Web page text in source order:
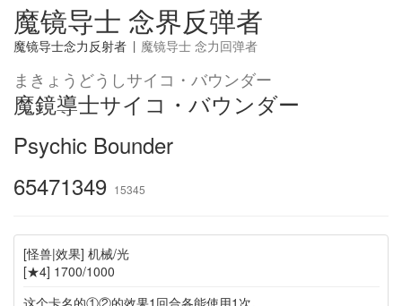
魔镜导士 念界反弹者
魔镜导士念力反射者 | 魔镜导士 念力回弹者
まきょうどうしサイコ・バウンダー
魔鏡導士サイコ・バウンダー
Psychic Bounder
65471349 15345
[怪兽|效果] 机械/光
[★4] 1700/1000
这个卡名的①②的效果1回合各能使用1次。